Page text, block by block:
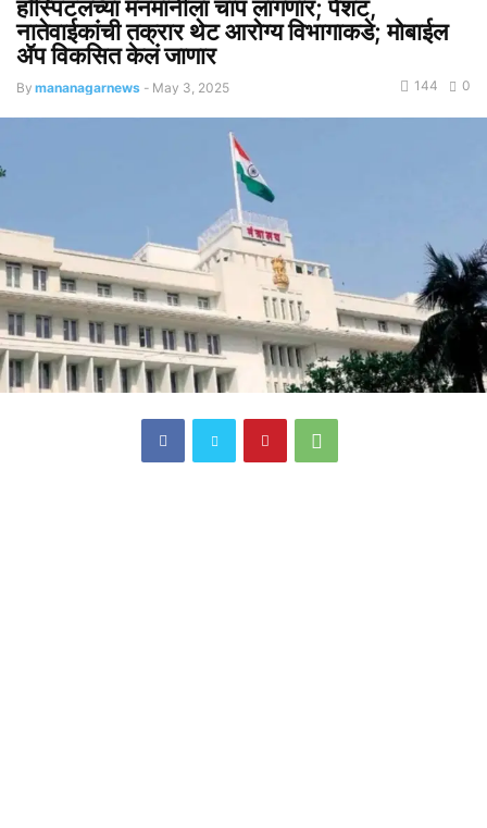
हॉस्पिटलच्या मनमानीला चाप लागणार; पेशंट,
नातेवाईकांची तक्रार थेट आरोग्य विभागाकडे; मोबाईल
ॲप विकसित केलं जाणार
By mananagarnews - May 3, 2025 0
144